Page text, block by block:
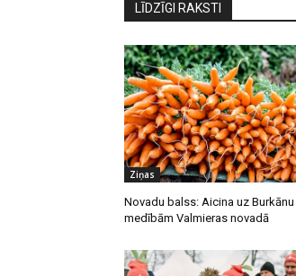
LĪDZĪGI RAKSTI
Ziņas
Novadu balss: Aicina uz Burkānu
medībām Valmieras novadā